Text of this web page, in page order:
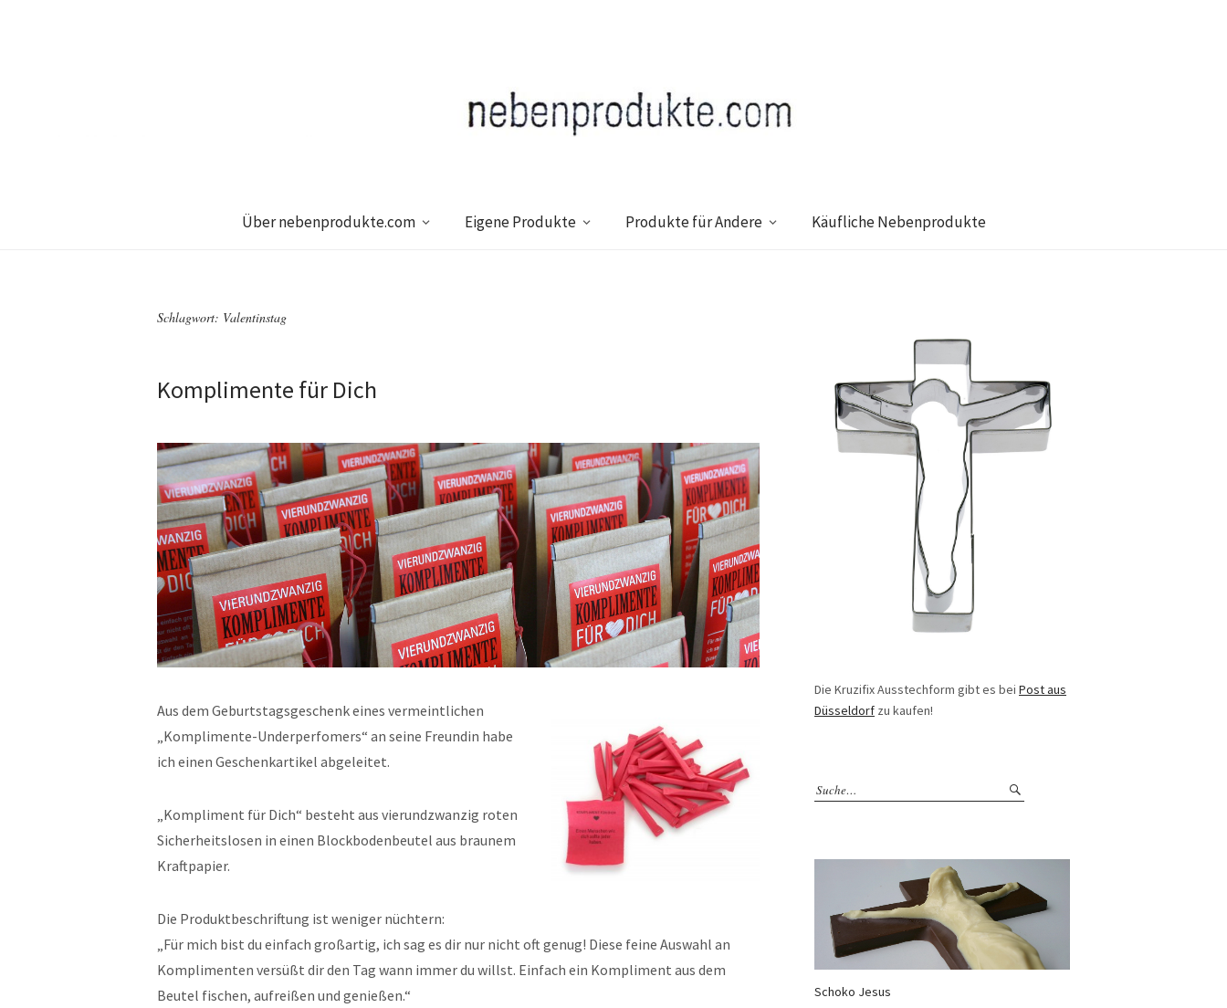
Über nebenprodukte.com Eigene Produkte Produkte für Andere Käufliche Nebenprodukte
Schlagwort: Valentinstag
Komplimente für Dich
Aus dem Geburtstagsgeschenk eines vermeintlichen
„Komplimente-Underperfomers“ an seine Freundin habe
ich einen Geschenkartikel abgeleitet.
„Kompliment für Dich“ besteht aus vierundzwanzig roten
Sicherheitslosen in einen Blockbodenbeutel aus braunem
Kraftpapier.
Die Produktbeschriftung ist weniger nüchtern:
„Für mich bist du einfach großartig, ich sag es dir nur nicht oft genug! Diese feine Auswahl an
Komplimenten versüßt dir den Tag wann immer du willst. Einfach ein Kompliment aus dem
Beutel fischen, aufreißen und genießen.“
Die Kruzifix Ausstechform gibt es bei Post aus
Düsseldorf zu kaufen!
Schoko Jesus